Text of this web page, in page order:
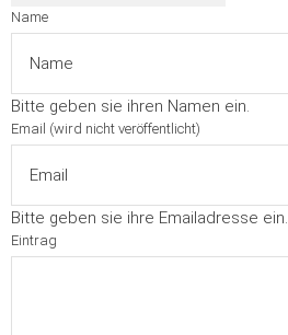
Name
Bitte geben sie ihren Namen ein.
Email (wird nicht veröffentlicht)
Bitte geben sie ihre Emailadresse ein.
Eintrag